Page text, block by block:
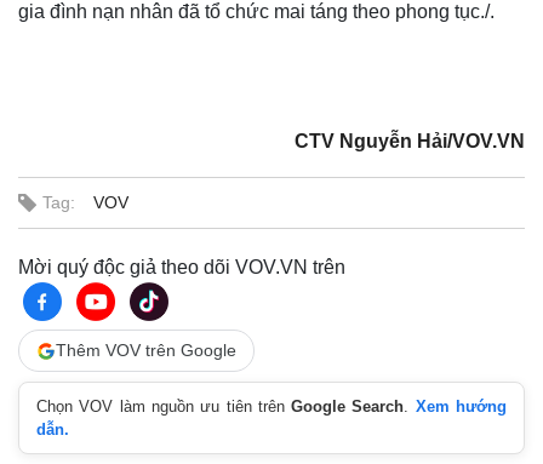
gia đình nạn nhân đã tổ chức mai táng theo phong tục./.
CTV Nguyễn Hải/VOV.VN
Tag: VOV
Mời quý độc giả theo dõi VOV.VN trên
Thêm VOV trên Google
Chọn VOV làm nguồn ưu tiên trênGoogle Search. Xem hướng
dẫn.